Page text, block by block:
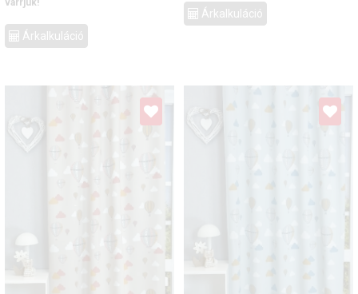
varrjuk!
Árkalkuláció
Árkalkuláció